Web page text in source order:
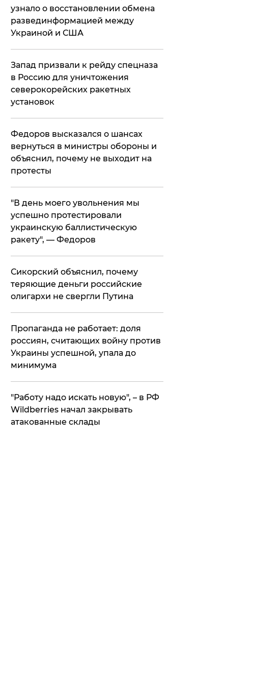
узнало о восстановлении обмена
развединформацией между
Украиной и США
Запад призвали к рейду спецназа
в Россию для уничтожения
северокорейских ракетных
установок
Федоров высказался о шансах
вернуться в министры обороны и
объяснил, почему не выходит на
протесты
​"В день моего увольнения мы
успешно протестировали
украинскую баллистическую
ракету", — Федоров
Сикорский объяснил, почему
теряющие деньги российские
олигархи не свергли Путина
​Пропаганда не работает: доля
россиян, считающих войну против
Украины успешной, упала до
минимума
"Работу надо искать новую", – в РФ
Wildberries начал закрывать
атакованные склады